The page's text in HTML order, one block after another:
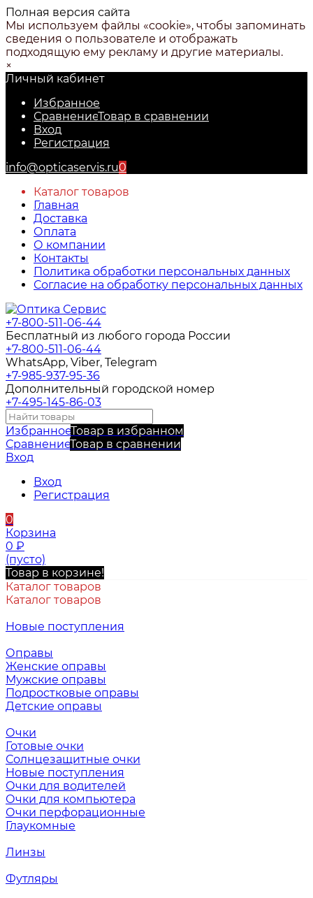
Полная версия сайта
Мы используем файлы «cookie», чтобы запоминать
сведения о пользователе и отображать
подходящую ему рекламу и другие материалы.
×
Личный кабинет
Избранное
СравнениеТовар в сравнении
Вход
Регистрация
info@opticaservis.ru0
Каталог товаров
Главная
Доставка
Оплата
О компании
Контакты
Политика обработки персональных данных
Согласие на обработку персональных данных
+7-800-511-06-44
Бесплатный из любого города России
+7-800-511-06-44
WhatsApp, Viber, Telegram
+7-985-937-95-36
Дополнительный городской номер
+7-495-145-86-03
ИзбранноеТовар в избранном
СравнениеТовар в сравнении
Вход
Вход
Регистрация
0
Корзина
0 ₽
(пусто)
Товар в корзине!
Каталог товаров
Каталог товаров
Новые поступления
Оправы
Женские оправы
Мужские оправы
Подростковые оправы
Детские оправы
Очки
Готовые очки
Солнцезащитные очки
Новые поступления
Очки для водителей
Очки для компьютера
Очки перфорационные
Глаукомные
Линзы
Футляры